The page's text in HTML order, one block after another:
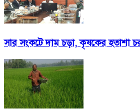
সার সংকটে দাম চড়া, কৃষকের হতাশা